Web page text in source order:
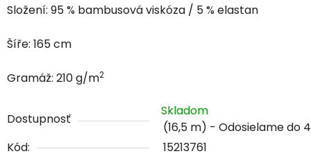
Složení: 95 % bambusová viskóza / 5 % elastan
Šíře: 165 cm
Gramáž: 210 g/m2
Dostupnosť
Skladom
(16,5 m)
Kód:
15213761